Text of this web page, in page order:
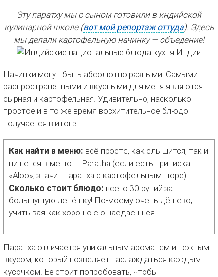
Эту паратху мы с сыном готовили в индийской
кулинарной школе (вот мой репортаж оттуда). Здесь
мы делали картофельную начинку — объедение!
Начинки могут быть абсолютно разными. Самыми
распространёнными и вкусными для меня являются
сырная и картофельная. Удивительно, насколько
простое и в то же время восхитительное блюдо
получается в итоге.
Как найти в меню: всё просто, как слышится, так и
пишется в меню — Paratha (если есть приписка
«Aloo», значит паратха с картофельным пюре).
Сколько стоит блюдо: всего 30 рупий за
большущую лепёшку! По-моему очень дёшево,
учитывая как хорошо ею наедаешься.
Паратха отличается уникальным ароматом и нежным
вкусом, который позволяет наслаждаться каждым
кусочком. Её стоит попробовать, чтобы